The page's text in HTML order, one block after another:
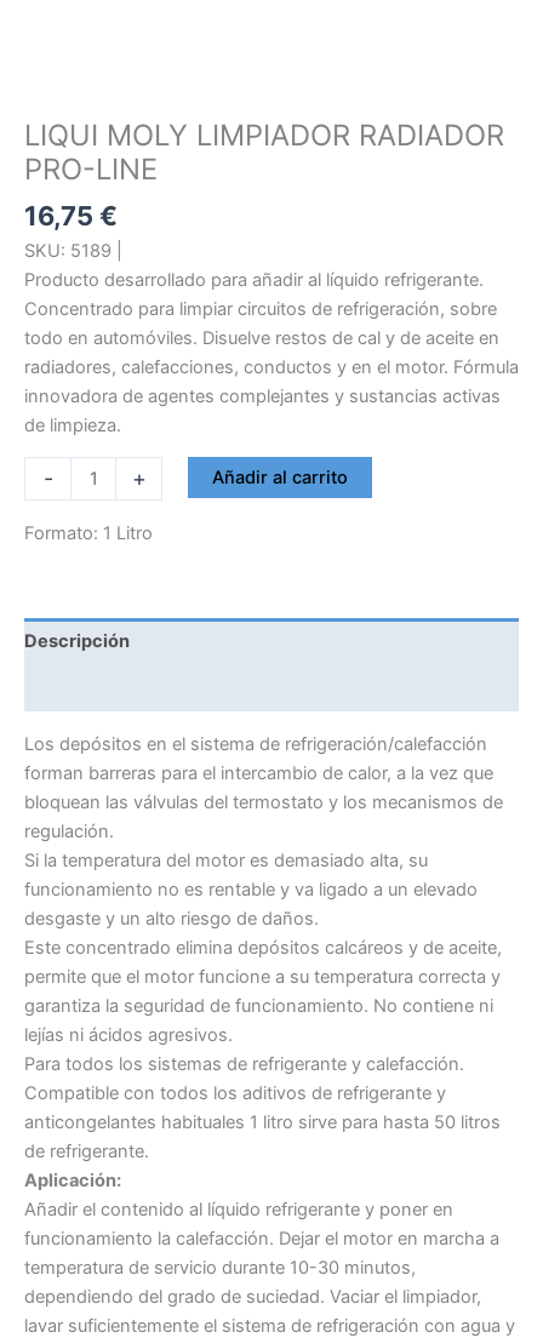
LIQUI MOLY LIMPIADOR RADIADOR
PRO-LINE
16,75 €
SKU: 5189 |
Producto desarrollado para añadir al líquido refrigerante.
Concentrado para limpiar circuitos de refrigeración, sobre
todo en automóviles. Disuelve restos de cal y de aceite en
radiadores, calefacciones, conductos y en el motor. Fórmula
innovadora de agentes complejantes y sustancias activas
de limpieza.
-
MOLY
LIMPIADOR
LINE
cantidad
+ Añadir al carrito
Formato: 1 Litro
Descripción
Los depósitos en el sistema de refrigeración/calefacción
forman barreras para el intercambio de calor, a la vez que
bloquean las válvulas del termostato y los mecanismos de
regulación.
Si la temperatura del motor es demasiado alta, su
funcionamiento no es rentable y va ligado a un elevado
desgaste y un alto riesgo de daños.
Este concentrado elimina depósitos calcáreos y de aceite,
permite que el motor funcione a su temperatura correcta y
garantiza la seguridad de funcionamiento. No contiene ni
lejías ni ácidos agresivos.
Para todos los sistemas de refrigerante y calefacción.
Compatible con todos los aditivos de refrigerante y
anticongelantes habituales 1 litro sirve para hasta 50 litros
de refrigerante.
Aplicación:
Añadir el contenido al líquido refrigerante y poner en
funcionamiento la calefacción. Dejar el motor en marcha a
temperatura de servicio durante 10-30 minutos,
dependiendo del grado de suciedad. Vaciar el limpiador,
lavar suficientemente el sistema de refrigeración con agua y